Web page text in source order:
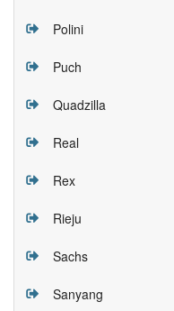
Polini
Puch
Quadzilla
Real
Rex
Rieju
Sachs
Sanyang